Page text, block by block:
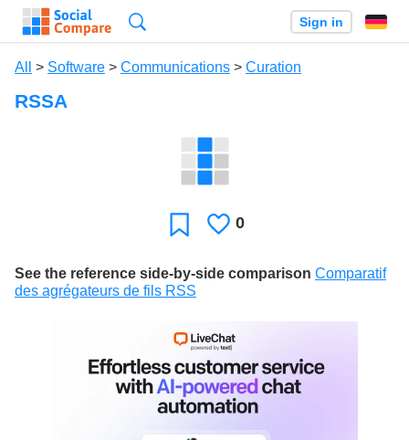
Sign in
All > Software > Communications > Curation
RSSA
FavoriteLikes
0
See the reference side-by-side comparison Comparatif
des agrégateurs de fils RSS